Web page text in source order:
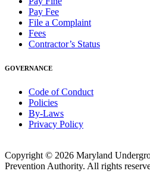
Pay Fee
File a Complaint
Fees
Contractor’s Status
GOVERNANCE
Code of Conduct
Policies
By-Laws
Privacy Policy
Copyright © 2026 Maryland
Prevention Authority. All rights